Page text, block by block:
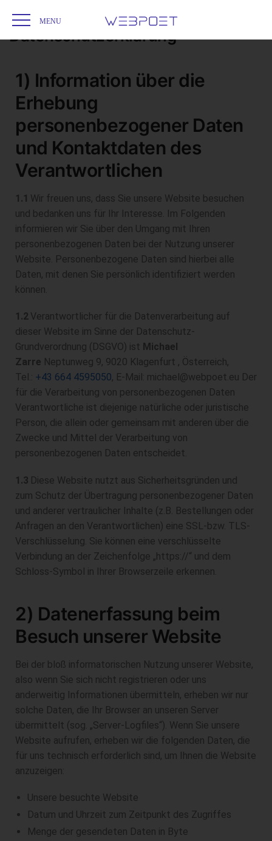
Startseite
Datenschutzerklärung
1) Information über die
Erhebung
personenbezogener Daten
und Kontaktdaten des
Verantwortlichen
1.1 Wir freuen uns, dass Sie unsere Website besuchen
und bedanken uns für Ihr Interesse. Im Folgenden
informieren wir Sie über den Umgang mit Ihren
personenbezogenen Daten bei der Nutzung unserer
Website. Personenbezogene Daten sind hierbei alle
Daten, mit denen Sie persönlich identifiziert werden
können.
1.2 Verantwortlicher für die Datenverarbeitung auf
dieser Website im Sinne der Datenschutz-
Grundverordnung (DSGVO) ist Michael
Zarre Neptunweg 9, 9020 Klagenfurt , Österreich,
Tel.: +43 664 4595050, E-Mail: michael@webpoet.eu Der
für die Verarbeitung von personenbezogenen Daten
Verantwortliche ist diejenige natürliche oder juristische
Person, die allein oder gemeinsam mit anderen über die
Zwecke und Mittel der Verarbeitung von
personenbezogenen Daten entscheidet.
1.3 Diese Website nutzt aus Sicherheitsgründen und
zum Schutz der Übertragung personenbezogener Daten
und anderer vertraulicher Inhalte (z.B. Bestellungen oder
Anfragen an den Verantwortlichen) eine SSL-bzw. TLS-
Verschlüsselung. Sie können eine verschlüsselte
Verbindung an der Zeichenfolge „https://“ und dem
Schloss-Symbol in Ihrer Browserzeile erkennen.
2) Datenerfassung beim
Besuch unserer Website
Bei der bloß informatorischen Nutzung unserer Website,
also wenn Sie sich nicht registrieren oder uns
anderweitig Informationen übermitteln, erheben wir nur
solche Daten, die Ihr Browser an unseren Server
übermittelt (sog. „Server-Logfiles“). Wenn Sie unsere
Website aufrufen, erheben wir die folgenden Daten, die
für uns technisch erforderlich sind, um Ihnen die Website
anzuzeigen:
Unsere besuchte Website
Datum und Uhrzeit zum Zeitpunkt des Zugriffes
Menge der gesendeten Daten in Byte